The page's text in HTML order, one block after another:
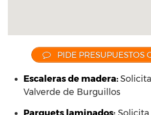
PIDE PRESUPUESTOS
Escaleras de madera:
Valverde de Burguillos